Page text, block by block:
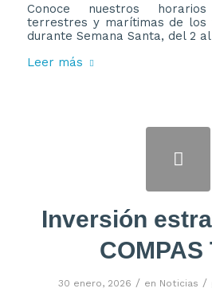
Conoce nuestros
terrestres y marítimas de los
durante Semana Santa, del 2
Leer más
Inversión
COMPAS
30 enero, 2026 / en Noticias /